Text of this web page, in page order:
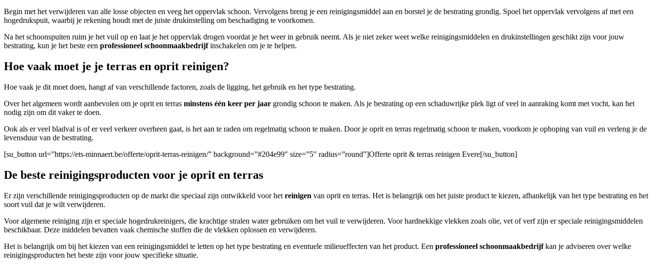
Begin met het verwijderen van alle losse objecten en veeg het oppervlak schoon. Vervolgens breng je een reinigingsmiddel aan en borstel je de bestrating grondig. Spoel het oppervlak vervolgens af met een
hogedrukspuit, waarbij je rekening houdt met de juiste drukinstelling om beschadiging te voorkomen.
Na het schoonspuiten ruim je het vuil op en laat je het oppervlak drogen voordat je het weer in gebruik neemt. Als je niet zeker weet welke reinigingsmiddelen en drukinstellingen geschikt zijn voor jouw
bestrating, kun je het beste een professioneel schoonmaakbedrijfinschakelen om je te helpen.
Hoe vaak moet je je terras en oprit reinigen?
Hoe vaak je dit moet doen, hangt af van verschillende factoren, zoals de ligging, het gebruik en het type bestrating.
Over het algemeen wordt aanbevolen om je oprit en terras minstens één keer per jaar grondig schoon te maken. Als je bestrating op een schaduwrijke plek ligt of veel in aanraking komt met vocht, kan het
nodig zijn om dit vaker te doen.
Ook als er veel bladval is of er veel verkeer overheen gaat, is het aan te raden om regelmatig schoon te maken. Door je oprit en terras regelmatig schoon te maken, voorkom je ophoping van vuil en verleng je de
levensduur van de bestrating.
[su_button url=”https://ets-minnaert.be/offerte/oprit-terras-reinigen/” background=”#204e99″ size=”5″ radius=”round”]Offerte oprit & terras reinigen Evere[/su_button]
De beste reinigingsproducten voor je oprit en terras
Er zijn verschillende reinigingsproducten op de markt die speciaal zijn ontwikkeld voor het reinigen van oprit en terras. Het is belangrijk om het juiste product te kiezen, afhankelijk van het type bestrating en het
soort vuil dat je wilt verwijderen.
Voor algemene reiniging zijn er speciale hogedrukreinigers, die krachtige stralen water gebruiken om het vuil te verwijderen. Voor hardnekkige vlekken zoals olie, vet of verf zijn er speciale reinigingsmiddelen
beschikbaar. Deze middelen bevatten vaak chemische stoffen die de vlekken oplossen en verwijderen.
Het is belangrijk om bij het kiezen van een reinigingsmiddel te letten op het type bestrating en eventuele milieueffecten van het product. Een professioneel schoonmaakbedrijfkan je adviseren over welke
reinigingsproducten het beste zijn voor jouw specifieke situatie.